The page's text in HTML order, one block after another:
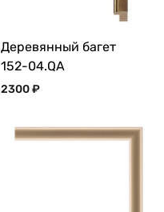
Деревянный багет
152-04.QA
2300₽